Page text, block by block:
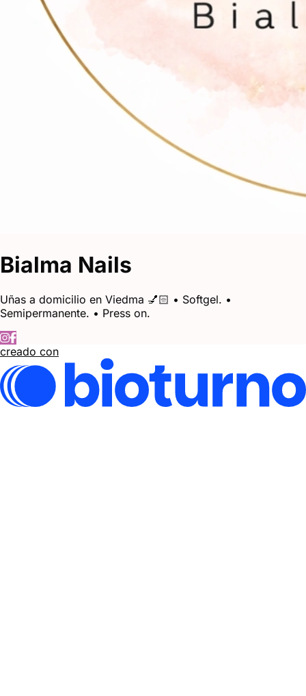
Bialma Nails
Uñas a domicilio en Viedma 💅🏻 • Softgel. •
Semipermanente. • Press on.
creado con